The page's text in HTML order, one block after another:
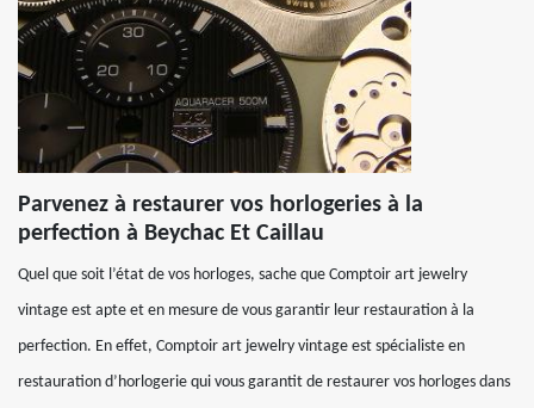
Parvenez à restaurer vos horlogeries à la
perfection à Beychac Et Caillau
Quel que soit l’état de vos horloges, sache que Comptoir art jewelry
vintage est apte et en mesure de vous garantir leur restauration à la
perfection. En effet, Comptoir art jewelry vintage est spécialiste en
restauration d’horlogerie qui vous garantit de restaurer vos horloges dans